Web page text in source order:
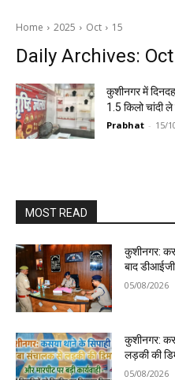
Home 2025 Oct 15
Daily Archives:
कुशीनगर में
1.5 किलो चांदी ले
Prabhat - 15/
MOST READ
कुशीनगर:
बाद
05/08/2026
कुशीनगर:
लड़की की
05/08/2026